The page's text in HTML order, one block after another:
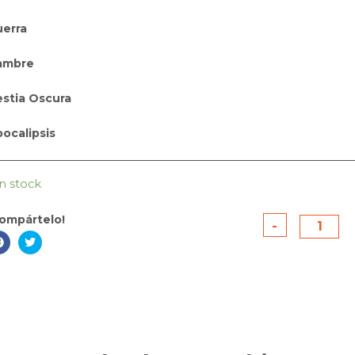
Oscura
stock
-
Marvel